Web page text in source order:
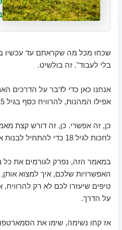
שכחו מכל מה שקראתם עד עכשיו
בלי לעבוד". זה בולשיט.
אנחנו כאן כדי לדבר על הדרכים
אפילו המהנות, להרוויח כסף בגיל 15.
כן, זה אפשרי. כן, זה דורש קצת
לחכות לגיל 18 כדי להתחיל לבנות את העתיד הפיננסי שלכם.
במאמר הזה, נפרק לגורמים את
האפשרויות שלכם, איך למצוא
טיפים שיעזרו לכם לא רק להרוויח,
על הדרך.
אז קחו נשימה, שימו את